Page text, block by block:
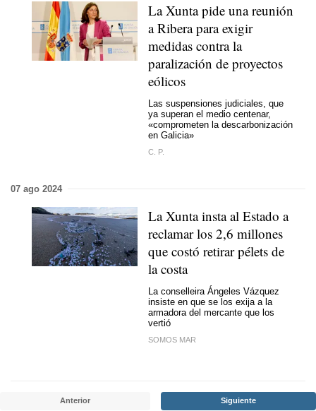
La Xunta pide una reunión
a Ribera para exigir
medidas contra la
paralización de proyectos
eólicos
Las suspensiones judiciales, que
ya superan el medio centenar,
«comprometen la descarbonización
en Galicia»
C. P.
07 ago 2024
La Xunta insta al Estado a
reclamar los 2,6 millones
que costó retirar pélets de
la costa
La conselleira Ángeles Vázquez
insiste en que se los exija a la
armadora del mercante que los
vertió
SOMOS MAR
Anterior Siguiente